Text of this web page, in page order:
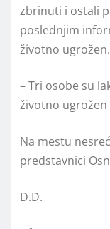
zbrinuti i ostali
poslednjim
životno ugrožen.
– Tri osobe su
životno ugrožen
Na mestu
predstavnici
D.D.